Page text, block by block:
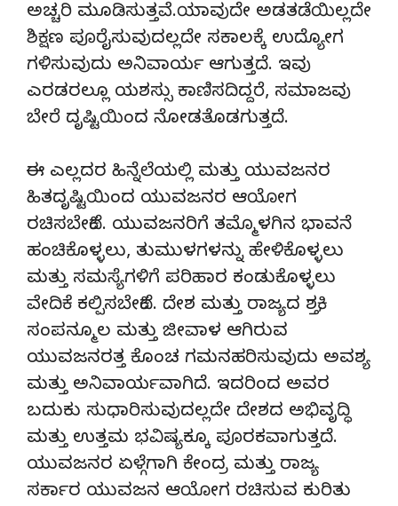
ಅಚ್ಚರಿ ಮೂಡಿಸುತ್ತವೆ.ಯಾವುದೇ ಅಡತಡೆಯಿಲ್ಲದೇ
ಶಿಕ್ಷಣ ಪೂರೈಸುವುದಲ್ಲದೇ ಸಕಾಲಕ್ಕೆ ಉದ್ಯೋಗ
ಗಳಿಸುವುದು ಅನಿವಾರ್ಯ ಆಗುತ್ತದೆ. ಇವು
ಎರಡರಲ್ಲೂ ಯಶಸ್ಸು ಕಾಣಿಸದಿದ್ದರೆ, ಸಮಾಜವು
ಬೇರೆ ದೃಷ್ಟಿಯಿಂದ ನೋಡತೊಡಗುತ್ತದೆ.
ಈ ಎಲ್ಲದರ ಹಿನ್ನೆಲೆಯಲ್ಲಿ ಮತ್ತು ಯುವಜನರ
ಹಿತದೃಷ್ಟಿಯಿಂದ ಯುವಜನರ ಆಯೋಗ
ರಚಿಸಬೇಕಿದೆ. ಯುವಜನರಿಗೆ ತಮ್ಮೊಳಗಿನ ಭಾವನೆ
ಹಂಚಿಕೊಳ್ಳಲು, ತುಮುಳಗಳನ್ನು ಹೇಳಿಕೊಳ್ಳಲು
ಮತ್ತು ಸಮಸ್ಯೆಗಳಿಗೆ ಪರಿಹಾರ ಕಂಡುಕೊಳ್ಳಲು
ವೇದಿಕೆ ಕಲ್ಪಿಸಬೇಕಿದೆ. ದೇಶ ಮತ್ತು ರಾಜ್ಯದ ಶಕ್ತಿ,
ಸಂಪನ್ಮೂಲ ಮತ್ತು ಜೀವಾಳ ಆಗಿರುವ
ಯುವಜನರತ್ತ ಕೊಂಚ ಗಮನಹರಿಸುವುದು ಅವಶ್ಯ
ಮತ್ತು ಅನಿವಾರ್ಯವಾಗಿದೆ. ಇದರಿಂದ ಅವರ
ಬದುಕು ಸುಧಾರಿಸುವುದಲ್ಲದೇ ದೇಶದ ಅಭಿವೃದ್ಧಿ
ಮತ್ತು ಉತ್ತಮ ಭವಿಷ್ಯಕ್ಕೂ ಪೂರಕವಾಗುತ್ತದೆ.
ಯುವಜನರ ಏಳ್ಗೆಗಾಗಿ ಕೇಂದ್ರ ಮತ್ತು ರಾಜ್ಯ
ಸರ್ಕಾರ ಯುವಜನ ಆಯೋಗ ರಚಿಸುವ ಕುರಿತು